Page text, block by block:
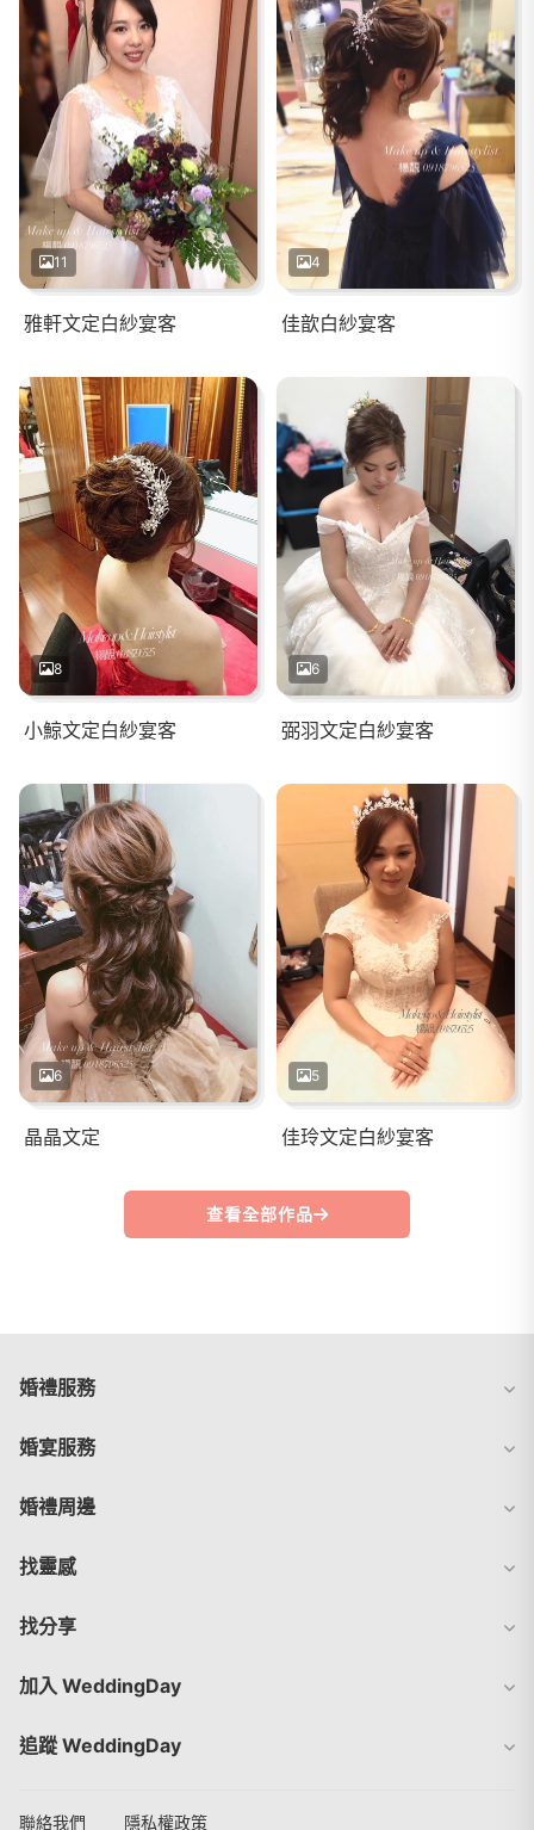
11
雅軒文定白紗宴客
4
佳歆白紗宴客
8
小鯨文定白紗宴客
6
弼羽文定白紗宴客
6
晶晶文定
5
佳玲文定白紗宴客
查看全部作品
婚禮服務
婚宴服務
婚禮周邊
找靈感
找分享
加入 WeddingDay
追蹤 WeddingDay
聯絡我們 隱私權政策